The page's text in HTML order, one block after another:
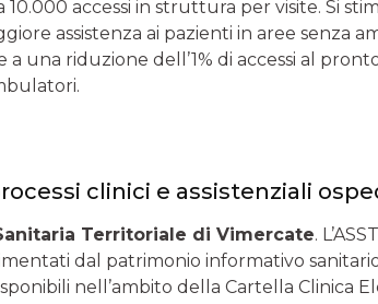
10.000 accessi in struttura per visite. Si
assistenza ai pazienti in aree senza
a una riduzione dell’1% di accessi al
clinici e assistenziali
Territoriale di Vimercate.
dal patrimonio informativo
nell’ambito della Cartella Clinica